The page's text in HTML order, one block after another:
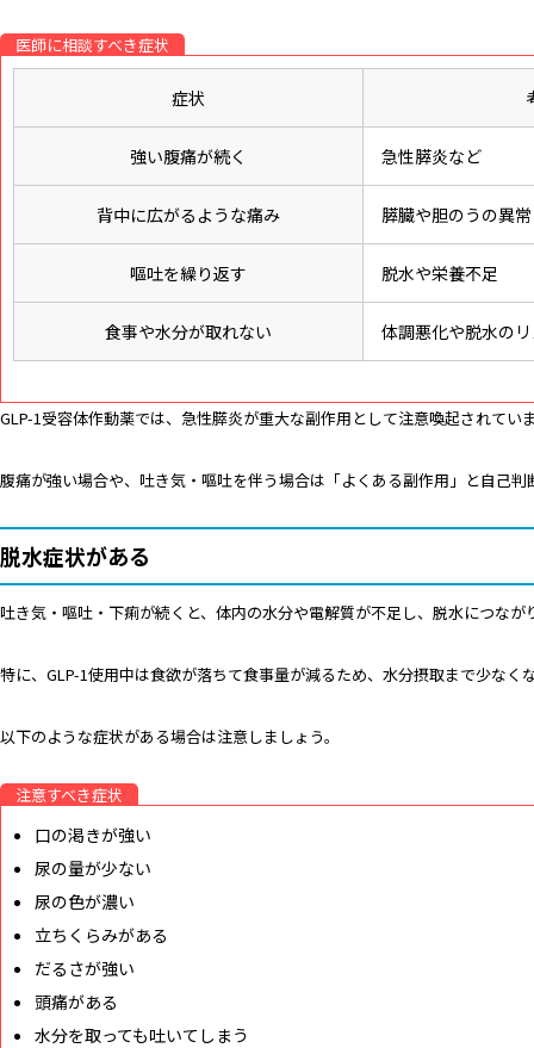
医師に相談すべき症状
症状
強い腹痛が続く 急性膵炎など
背中に広がるような痛み 膵臓や胆のうの異常
嘔吐を繰り返す 脱水や栄養不足
食事や水分が取れない 体調悪化や脱水の
GLP-1受容体作動薬では、急性膵炎が重大な副作用として注意喚起されてい
腹痛が強い場合や、吐き気・嘔吐を伴う場合は「よくある副作用」と自己
脱水症状がある
吐き気・嘔吐・下痢が続くと、体内の水分や電解質が不足し、脱水につなが
特に、GLP-1使用中は食欲が落ちて食事量が減るため、水分摂取まで少なく
以下のような症状がある場合は注意しましょう。
注意すべき症状
口の渇きが強い
尿の量が少ない
尿の色が濃い
立ちくらみがある
だるさが強い
頭痛がある
水分を取っても吐いてしまう